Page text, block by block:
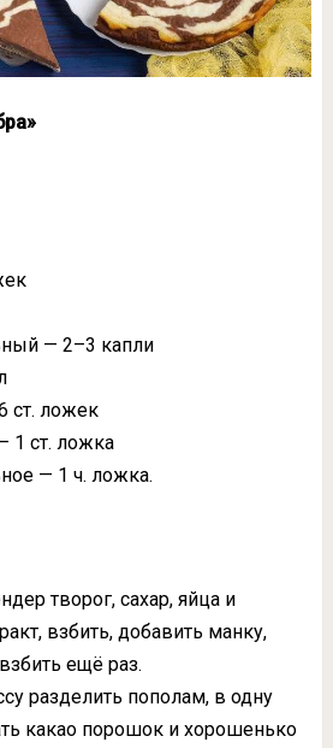
— 2–3 капли
ст. ложек
1 ст. ложка
— 1 ч. ложка.
творог, сахар, яйца и
взбить, добавить манку,
ещё раз.
разделить пополам, в одну
какао порошок и хорошенько